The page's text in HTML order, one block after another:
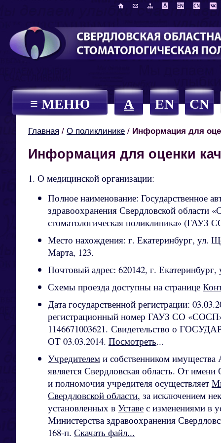
≡ МЕНЮ A EN CN
Главная / О поликлинике / Информация для
Информация для оценки
1. О медицинской организации:
Полное наименование: Государственное
здравоохранения Свердловской области
стоматологическая поликлиника»
Место нахождения: г. Екатеринбург, ул.
Марта, 123.
Почтовый адрес: 620142, г.
Схемы проезда доступны на странице
Дата государственной регистрации:
регистрационный номер ГАУЗ СО
1146671003621. Свидетельство о
ОТ 03.03.2014. Посмотреть...
Учредителем и собственником
является Свердловская область. От
и полномочия учредителя осуществляет
Свердловской области, за исключением
установленных в Уставе с изменениями в
Министерства здравоохранения
168-п. Скачать файл...